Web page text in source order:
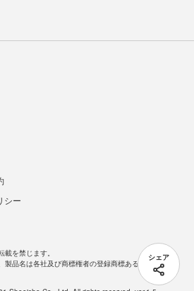
シェア
シー
を禁じます。
品名は各社及び商標権者の登録商標あるいは商標で